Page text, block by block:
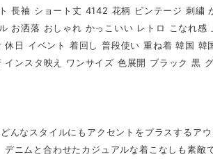
長袖 ショート丈 4142 花柄 ビンテージ 刺繍
お洒落 おしゃれ かっこいい レトロ こなれ
休日 イベント 着回し 普段使い 重ね着 韓国
インスタ映え ワンサイズ 色展開 ブラック 黒
んなスタイルにもアクセントをプラスするア
デニムと合わせたカジュアルな着こなしも素